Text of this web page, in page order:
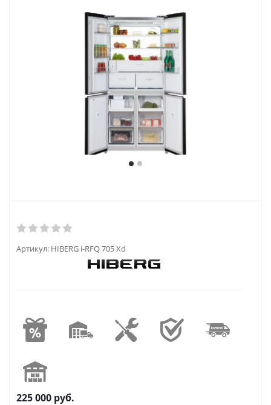
Артикул: HIBERG i-RFQ 705 Xd
225 000 руб.